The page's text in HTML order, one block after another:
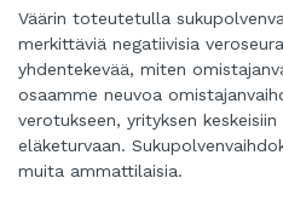
Väärin toteutetulla
merkittäviä negatiivisia
yhdentekevää, miten
osaamme neuvoa
verotukseen, yrityksen
eläketurvaan.
muita ammattilaisia.